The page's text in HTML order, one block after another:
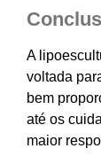
A
voltada
bem
até os
maior